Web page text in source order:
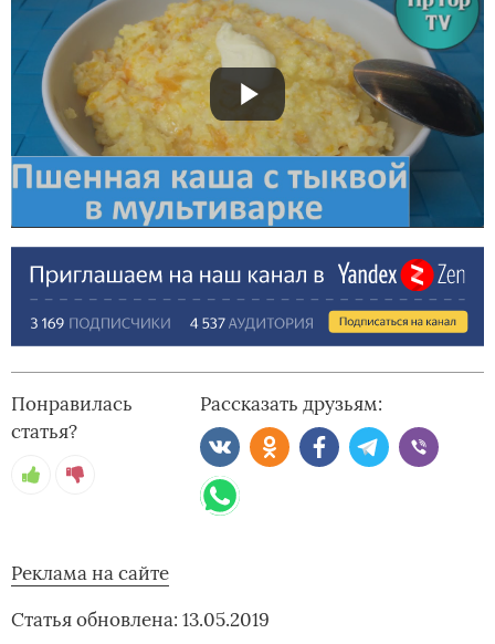
Понравилась
статья?
Рассказать друзьям:
Реклама на сайте
Статья обновлена: 13.05.2019